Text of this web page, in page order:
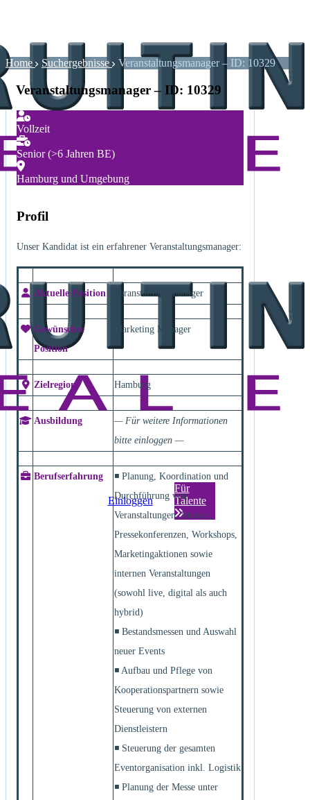
Einloggen
Für
Talente
Home Suchergebnisse Veranstaltungsmanager – ID: 10329
Veranstaltungsmanager – ID: 10329
Vollzeit
Senior (>6 Jahren BE)
Hamburg und Umgebung
Profil
Unser Kandidat ist ein erfahrener Veranstaltungsmanager:
Aktuelle Position Veranstaltungsmanager
Gewünschte
Position
Marketing Manager
Zielregion Hamburg
Ausbildung
— Für weitere Informationen
bitte einloggen —
Berufserfahrung
◾ Planung, Koordination und
Durchführung von
Veranstaltungen, Messen,
Pressekonferenzen, Workshops,
Marketingaktionen sowie
internen Veranstaltungen
(sowohl live, digital als auch
hybrid)
◾ Bestandsmessen und Auswahl
neuer Events
◾ Aufbau und Pflege von
Kooperationspartnern sowie
Steuerung von externen
Dienstleistern
◾ Steuerung der gesamten
Eventorganisation inkl. Logistik
◾ Planung der Messe unter